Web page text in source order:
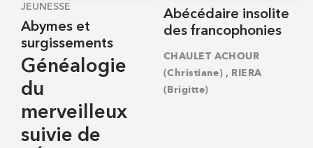
JEUNESSE
Abymes et
surgissements
Généalogie
du
merveilleux
suivie de
Abécédaire insolite
des francophonies
CHAULET ACHOUR
(Christiane) , RIERA
(Brigitte)